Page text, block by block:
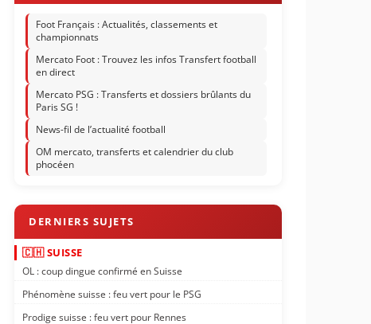
Foot Français : Actualités, classements et
championnats
Mercato Foot : Trouvez les infos Transfert football
en direct
Mercato PSG : Transferts et dossiers brûlants du
Paris SG !
News-fil de l’actualité football
OM mercato, transferts et calendrier du club
phocéen
🇨🇭 SUISSE
OL : coup dingue confirmé en Suisse
Phénomène suisse : feu vert pour le PSG
Prodige suisse : feu vert pour Rennes